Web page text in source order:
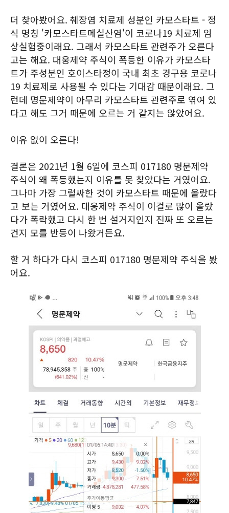
더 찾아봤어요. 췌장염 치료제 성분인 카모스타트 - 정
식 명칭 '카모스타트메실산염'이 코로나19 치료제 임
상실험중이래요. 그래서 카모스타트 관련주가 오른다
고는 해요. 대웅제약 주식이 폭등한 이유가 카모스타
트가 주성분인 호이스타정이 국내 최초 경구용 코로나
19 치료제로 사용될 수 있다는 기대감 때문이래요. 그
런데 명문제약이 아무리 카모스타트 관련주로 엮여 있
다고 해도 그거 때문에 오르는 거 같지는 않았어요.
이유 없이 오른다!
결론은 2021년 1월 6일에 코스피 017180 명문제약
주식이 왜 폭등했는지 이유를 못 찾았다는 거였어요.
그나마 가장 그럴싸한 것이 카모스타트 때문에 올랐다
고 보는 거였어요. 대웅제약 주식이 이걸로 많이 올랐
다가 폭락했고 다시 한 번 설거지인지 진짜 또 오르는
건지 모를 반등이 나왔거든요.
할 거 하다가 다시 코스피 017180 명문제약 주식을 봤
어요.